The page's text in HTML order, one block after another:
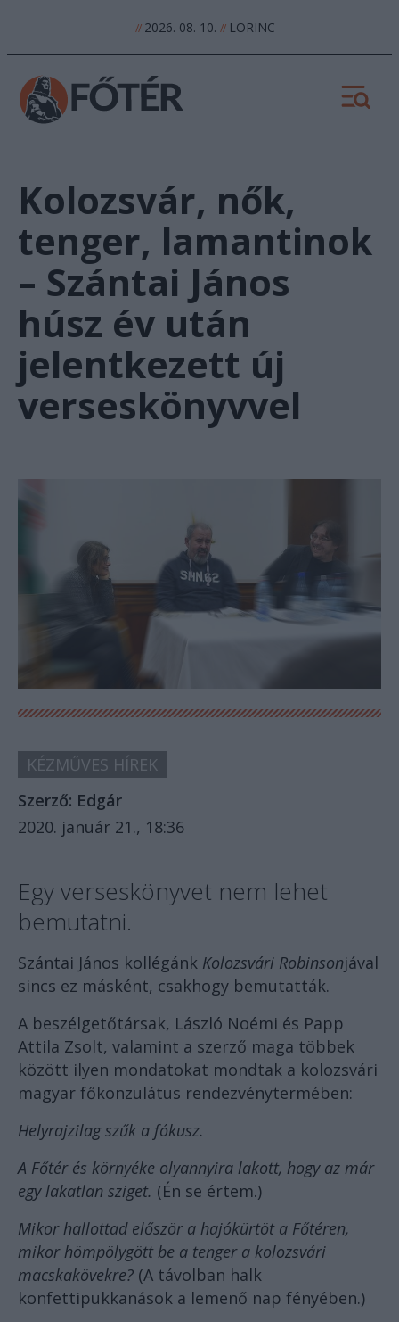
//2026. 08. 10. //LÖRINC
Kolozsvár, nők,
tenger, lamantinok
– Szántai János
húsz év után
jelentkezett új
verseskönyvvel
KÉZMŰVES HÍREK
Szerző: Edgár
2020. január 21., 18:36
Egy verseskönyvet nem lehet
bemutatni.
Szántai János kollégánk Kolozsvári Robinsonjával
sincs ez másként, csakhogy bemutatták.
A beszélgetőtársak, László Noémi és Papp
Attila Zsolt, valamint a szerző maga többek
között ilyen mondatokat mondtak a kolozsvári
magyar főkonzulátus rendezvénytermében:
Helyrajzilag szűk a fókusz.
A Főtér és környéke olyannyira lakott, hogy az már
egy lakatlan sziget. (Én se értem.)
Mikor hallottad először a hajókürtöt a Főtéren,
mikor hömpölygött be a tenger a kolozsvári
macskakövekre? (A távolban halk
konfettipukkanások a lemenő nap fényében.)